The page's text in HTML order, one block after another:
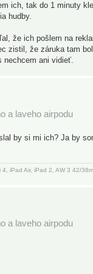
ich, tak do 1 minuty
hudby.
že ich pošlem na
zistil, že záruka tam
nechcem ani vidieť.
a laveho airpodu
by si mi ich? Ja by
iPad Air, iPad 2, AW 3 42/
a laveho airpodu